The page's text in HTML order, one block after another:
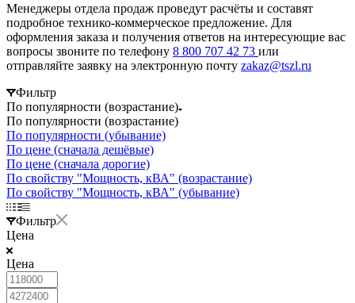
Менеджеры отдела продаж проведут расчёты и составят
подробное технико-коммерческое предложение. Для
оформления заказа и получения ответов на интересующие вас
вопросы звоните по телефону 8 800 707 42 73 или
отправляйте заявку на электронную почту zakaz@tszl.ru
Фильтр
По популярности (возрастание)
По популярности (возрастание)
По популярности (убывание)
По цене (сначала дешёвые)
По цене (сначала дорогие)
По свойству "Мощность, кВА" (возрастание)
По свойству "Мощность, кВА" (убывание)
Фильтр
Цена
Цена